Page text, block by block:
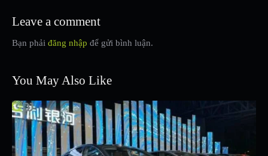
Leave a comment
Bạn phải đăng nhập để gửi bình luận.
You May Also Like